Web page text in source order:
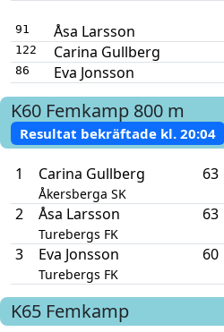
91 Åsa Larsson
122 Carina Gullberg
86 Eva Jonsson
K60 Femkamp 800 m
Resultat bekräftade kl. 20:04
1 Carina Gullberg
Åkersberga SK
63
2 Åsa Larsson
Turebergs FK
63
3 Eva Jonsson
Turebergs FK
60
K65 Femkamp